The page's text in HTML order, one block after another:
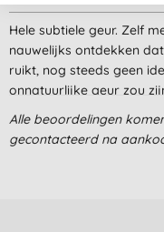
Hele subtiele geur. Zelf
nauwelijks ontdekken
ruikt, nog steeds geen
onnatuurlijke geur zou
wat zoeter zou ruiken
lippenbalsems van
unisex en regelmatig
Alle beoordelingen
gecontacteerd na